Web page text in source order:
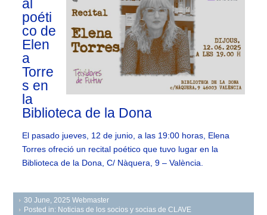
al
poéti
co de
Elen
a
Torre
s en
la
Biblioteca de la Dona
El pasado jueves, 12 de junio, a las 19:00 horas, Elena
Torres ofreció un recital poético que tuvo lugar en la
Biblioteca de la Dona, C/ Nàquera, 9 – València.
30 June, 2025 Webmaster
Posted in: Noticias de los socios y socias de CLAVE